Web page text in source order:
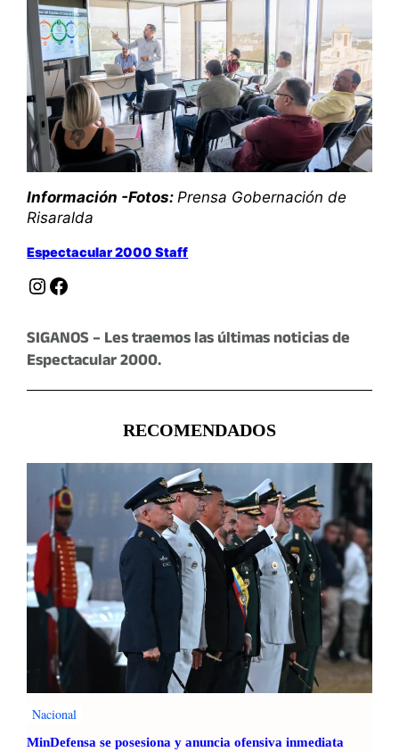
Información -Fotos: Prensa Gobernación de
Risaralda
Espectacular 2000 Staff
Instagram Facebook
SIGANOS – Les traemos las últimas noticias de
Espectacular 2000.
RECOMENDADOS
Nacional
MinDefensa se posesiona y anuncia ofensiva inmediata